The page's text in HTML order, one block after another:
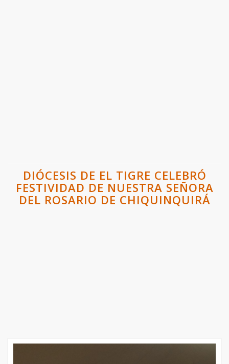
DIÓCESIS DE EL TIGRE CELEBRÓ
FESTIVIDAD DE NUESTRA SEÑORA
DEL ROSARIO DE CHIQUINQUIRÁ